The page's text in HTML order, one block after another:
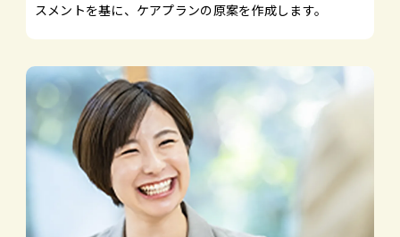
スメントを基に、ケアプランの原案を作成します。